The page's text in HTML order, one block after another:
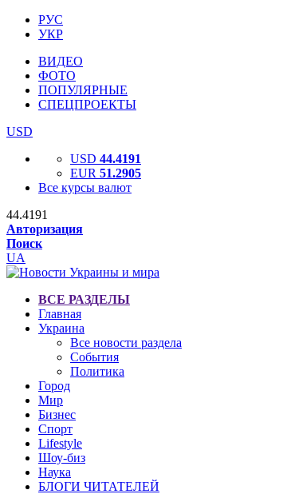
РУС
УКР
ВИДЕО
ФОТО
ПОПУЛЯРНЫЕ
СПЕЦПРОЕКТЫ
USD
USD 44.4191
EUR 51.2905
Все курсы валют
44.4191
Авторизация
Поиск
UA
ВСЕ РАЗДЕЛЫ
Главная
Украина
Все новости раздела
События
Политика
Город
Мир
Бизнес
Спорт
Lifestyle
Шоу-биз
Наука
БЛОГИ ЧИТАТЕЛЕЙ